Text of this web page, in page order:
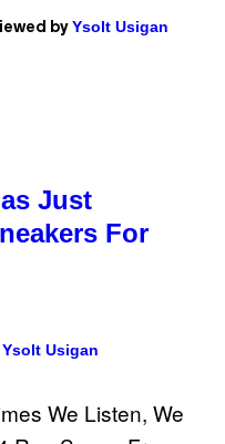
by Ysolt Usigan
Just
For
Ysolt Usigan